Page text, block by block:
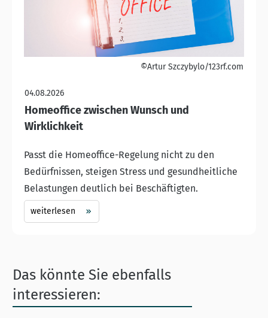
©Artur Szczybylo/123rf.com
04.08.2026
Homeoffice zwischen Wunsch und
Wirklichkeit
Passt die Homeoffice-Regelung nicht zu den
Bedürfnissen, steigen Stress und gesundheitliche
Belastungen deutlich bei Beschäftigten.
weiterlesen
Das könnte Sie ebenfalls
interessieren: